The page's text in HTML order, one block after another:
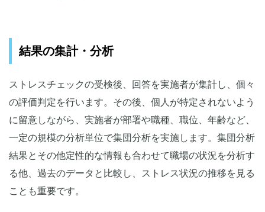
結果の集計・分析
ストレスチェックの受検後、回答を実施者が集計し、個々
の評価判定を行います。その後、個人が特定されないよう
に留意しながら、実施者が部署や職種、職位、年齢など、
一定の規模の分析単位で集団分析を実施します。集団分析
結果とその他定性的な情報も合わせて職場の状況を分析す
る他、過去のデータと比較し、ストレス状況の推移を見る
ことも重要です。